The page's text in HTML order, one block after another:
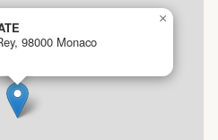
98000 Monaco
×